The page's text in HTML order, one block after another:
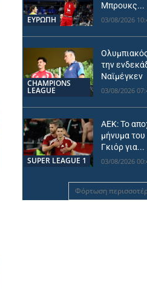
ΕΥΡΩΠΗ
Μπρουκς...
03/08/2026
CHAMPIONS
LEAGUE
την
Ναϊμέγκεν
03/08/2026
SUPER LEAGUE 1
ΑΕΚ: Το
μήνυμα του
Γκιόρ για...
03/08/2026
Φόρτωση